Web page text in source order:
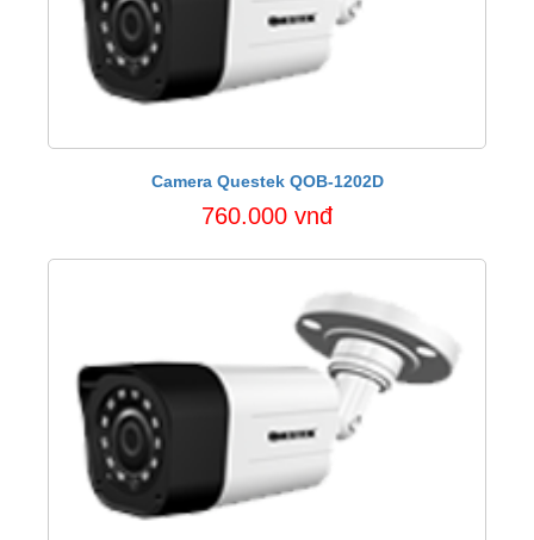
Camera Questek QOB-1202D
760.000 vnđ